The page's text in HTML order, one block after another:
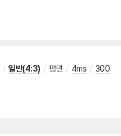
/ 일반(4:3) / 평면 / 4ms / 300